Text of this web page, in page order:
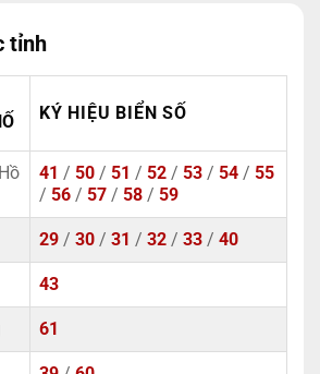
tỉnh
KÝ HIỆU BIỂN SỐ
41 / 50 / 51 / 52 / 53 / 54 / 55
/ 56 / 57 / 58 / 59
29 / 30 / 31 / 32 / 33 / 40
43
61